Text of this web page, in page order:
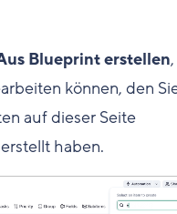
Blueprint erstellen
können, den
auf dieser Seite
haben.